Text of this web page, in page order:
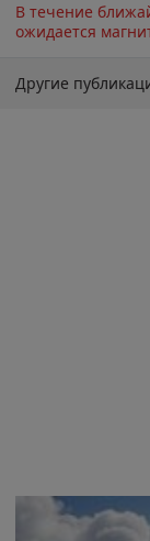
В течение
ожидается
Другие